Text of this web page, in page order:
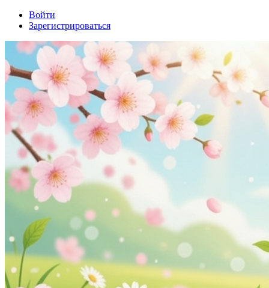
Войти
Зарегистрироваться